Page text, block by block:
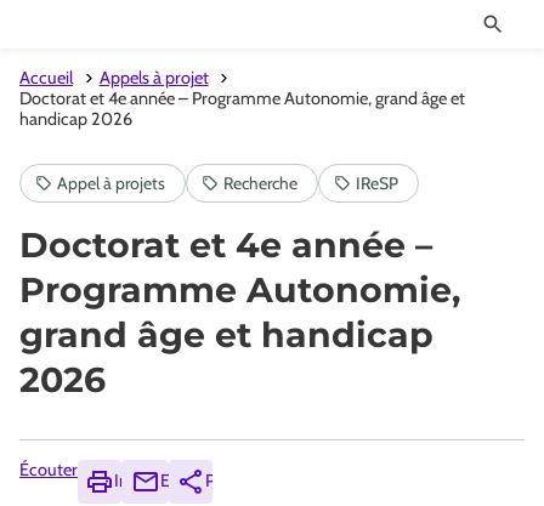
Accueil
Appels à projet
Doctorat et 4e année – Programme Autonomie, grand âge et
handicap 2026
Doctorat et 4e année –
Programme Autonomie,
grand âge et handicap
2026
Écouter
ImprimerEnvoyerPartager